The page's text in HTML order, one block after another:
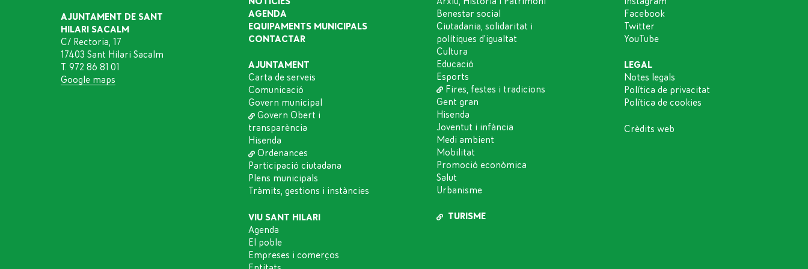
AJUNTAMENT DE SANT
HILARI SACALM
C/ Rectoria, 17
17403 Sant Hilari Sacalm
T. 972 86 81 01
Google maps
AGENDA
EQUIPAMENTS MUNICIPALS
CONTACTAR
AJUNTAMENT
Carta de serveis
Comunicació
Govern municipal
Govern Obert i
transparència
Hisenda
Ordenances
Participació ciutadana
Plens municipals
Tràmits, gestions i instàncies
VIU SANT HILARI
Agenda
El poble
Empreses i comerços
Benestar social
Ciutadania, solidaritat i
polítiques d'igualtat
Cultura
Educació
Esports
Fires, festes i tradicions
Gent gran
Hisenda
Joventut i infància
Medi ambient
Mobilitat
Promoció econòmica
Salut
Urbanisme
TURISME
Facebook
Twitter
YouTube
LEGAL
Notes legals
Política de privacitat
Política de cookies
Crèdits web